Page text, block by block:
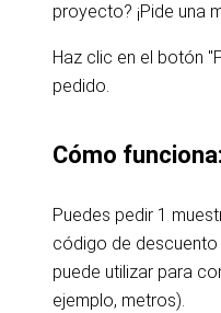
proyecto? ¡Pide una
Haz clic en el botón
pedido.
Cómo funciona:
Puedes pedir 1
código de
puede utilizar para
ejemplo, metros).